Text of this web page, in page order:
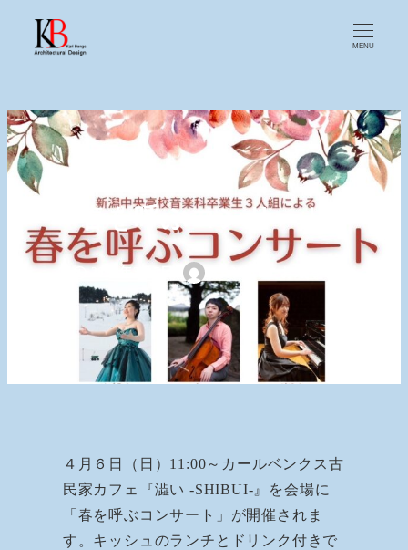
MENU
「春を呼ぶコンサート」
投稿日
2025年3月7日
著
者
４月６日（日）11:00～カールベンクス古
民家カフェ『澁い -SHIBUI-』を会場に
「春を呼ぶコンサート」が開催されま
す。キッシュのランチとドリンク付きで